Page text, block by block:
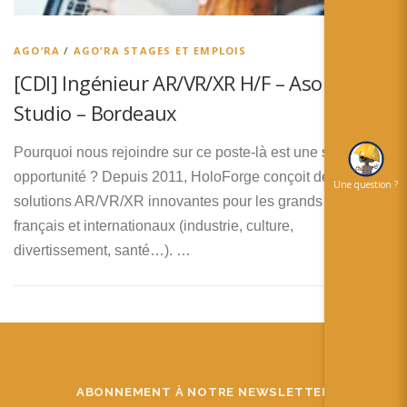
Español
AGO’RA / AGO’RA STAGES ET EMPLOIS
[CDI] Ingénieur AR/VR/XR H/F – Asobo
Studio – Bordeaux
Pourquoi nous rejoindre sur ce poste-là est une super
opportunité ? Depuis 2011, HoloForge conçoit des
solutions AR/VR/XR innovantes pour les grands groupes
français et internationaux (industrie, culture,
divertissement, santé…). …
ABONNEMENT À NOTRE NEWSLETTER
Une question ?